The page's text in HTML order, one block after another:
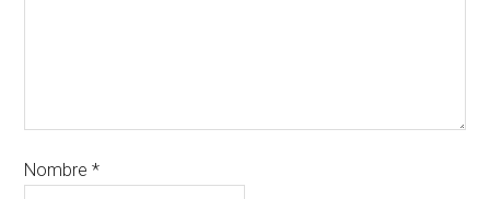
Nombre*